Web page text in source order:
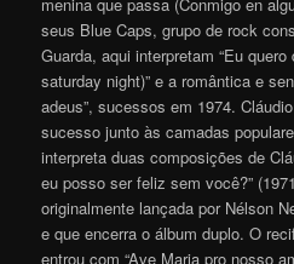
seus Blue Caps, grupo de rock
Guarda, aqui interpretam “Eu
saturday night)” e a romântica e
adeus”, sucessos em 1974.
sucesso junto às camadas
interpreta duas composições de
eu posso ser feliz sem você?”
originalmente lançada por Nélson
e que encerra o álbum duplo. O
entrou com “Ave Maria pro nosso